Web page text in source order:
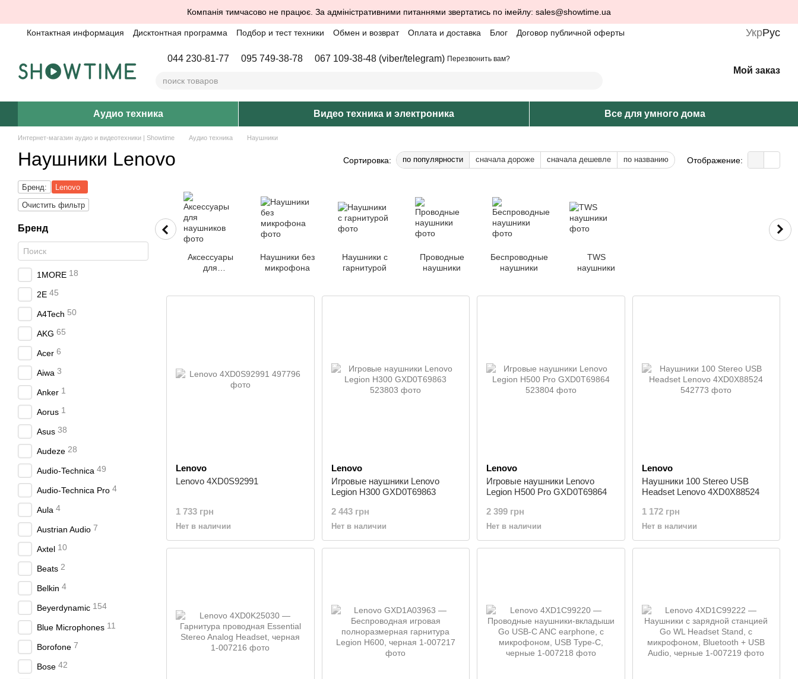
Компанія тимчасово не працює. За адміністративними питаннями звертатись по імейлу: sales@showtime.ua
Контактная информация Дисктонтная программа Подбор и тест техники Обмен и возврат Оплата и доставка Блог Договор публичной оферты УкрРус
044 230-81-77 095 749-38-78 067 109-38-48 (viber/telegram) Перезвонить вам?
Мой заказ
Аудио техника Видео техника и электроника Все для умного дома
Интернет-магазин аудио и видеотехники | Showtime Аудио техника Наушники
Наушники Lenovo Сортировка: по популярности сначала дороже сначала дешевле по названию Отображение:
Аксессуары
для
Наушники без
микрофона
Наушники с
гарнитурой
Проводные
наушники
Беспроводные
наушники
TWS
наушники
Lenovo
Lenovo 4XD0S92991
1 733 грн
Нет в наличии
Lenovo
Игровые наушники Lenovo
Legion H300 GXD0T69863
2 443 грн
Нет в наличии
Lenovo
Игровые наушники Lenovo
Legion H500 Pro GXD0T69864
2 399 грн
Нет в наличии
Lenovo
Наушники 100 Stereo USB
Headset Lenovo 4XD0X88524
1 172 грн
Нет в наличии
Бренд:
Lenovo
Очистить фильтр
Бренд
1MORE 18
2E 45
A4Tech 50
AKG 65
Acer 6
Aiwa 3
Anker 1
Aorus 1
Asus 38
Audeze 28
Audio-Technica 49
Audio-Technica Pro 4
Aula 4
Austrian Audio 7
Axtel 10
Beats 2
Belkin 4
Beyerdynamic 154
Blue Microphones 11
Borofone 7
Bose 42